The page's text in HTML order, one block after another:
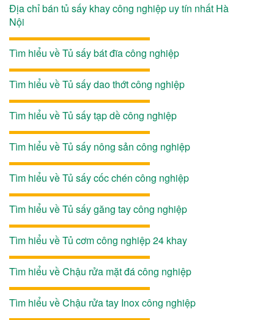
Địa chỉ bán tủ sấy khay công nghiệp uy tín nhất Hà
Nội
Tìm hiểu về Tủ sấy bát đĩa công nghiệp
Tìm hiểu về Tủ sấy dao thớt công nghiệp
Tìm hiểu về Tủ sấy tạp dề công nghiệp
Tìm hiểu về Tủ sấy nông sản công nghiệp
Tìm hiểu về Tủ sấy cốc chén công nghiệp
Tìm hiểu về Tủ sấy găng tay công nghiệp
Tìm hiểu về Tủ cơm công nghiệp 24 khay
Tìm hiểu về Chậu rửa mặt đá công nghiệp
Tìm hiểu về Chậu rửa tay Inox công nghiệp